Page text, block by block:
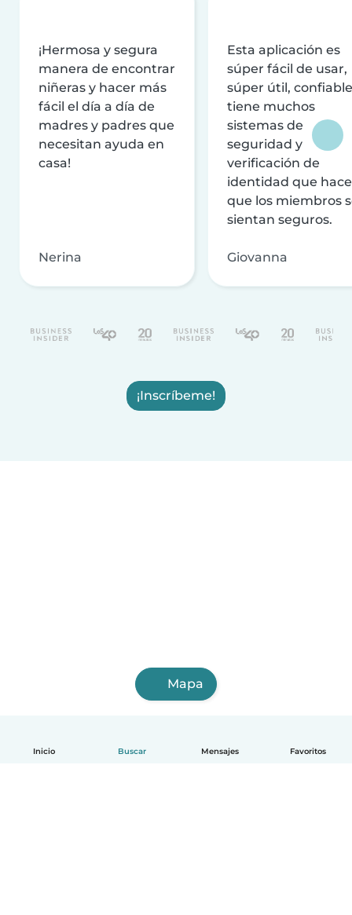
Inicio Buscar Mensajes Favoritos
¡Hermosa y segura
manera de encontrar
niñeras y hacer más
fácil el día a día de
madres y padres que
necesitan ayuda en
casa!
Nerina
Esta aplicación es
súper fácil de usar,
súper útil,
tiene muchos
sistemas de
seguridad y
verificación de
identidad que
que los miembros
sientan seguros.
Giovanna
¡Inscríbeme!
Mapa